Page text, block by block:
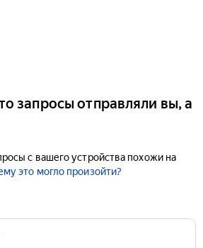
запросы отправляли вы, а
с вашего устройства похожи на
это могло произойти?